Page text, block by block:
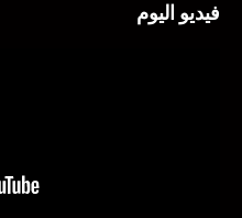
فيديو اليوم